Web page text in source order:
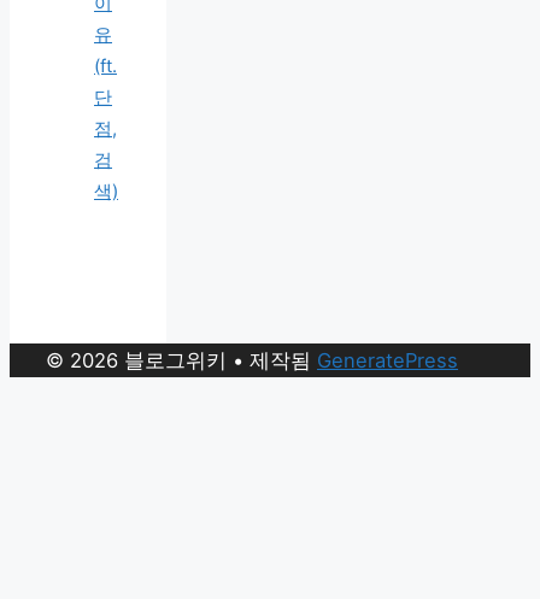
유
(ft.
단
점,
검
색)
© 2026 블로그위키 • 제작됨 GeneratePress